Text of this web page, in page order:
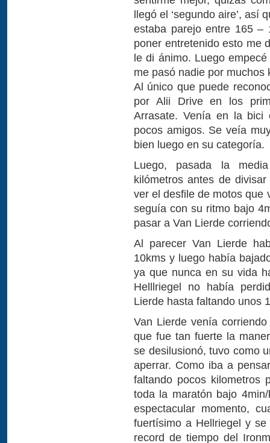
llegó el ‘segundo aire’, así
estaba parejo entre 165
poner entretenido esto me
le di ánimo. Luego
me pasó nadie por muchos
Al único que puede
por Alii Drive en los
Arrasate. Venía en la
pocos amigos. Se veía
bien luego en su categoría.
Luego, pasada la
kilómetros antes de
ver el desfile de motos que
seguía con su ritmo bajo
pasar a Van Lierde
Al parecer Van Lierde
10kms y luego había
ya que nunca en su vida
Helllriegel no había
Lierde hasta faltando unos
Van Lierde venía
que fue tan fuerte la
se desilusionó, tuvo como
aperrar. Como iba a
faltando pocos kilometros
toda la maratón bajo
espectacular momento,
fuertísimo a Hellriegel y
record de tiempo del